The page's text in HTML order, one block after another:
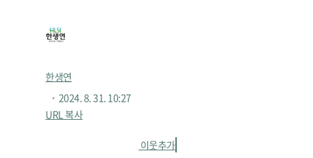
한생연
・ 2024. 8. 31. 10:27
URL 복사
이웃추가